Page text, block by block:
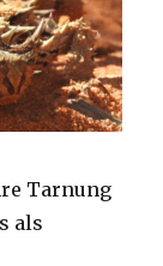
Tarnung
als